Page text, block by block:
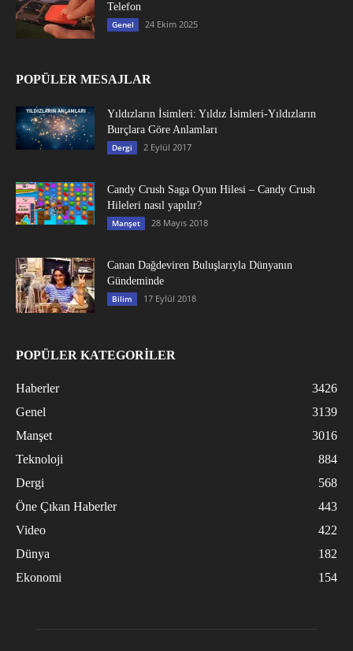
Telefon
Genel 24 Ekim 2025
POPÜLER MESAJLAR
Yıldızların İsimleri: Yıldız İsimleri-Yıldızların
Burçlara Göre Anlamları
Dergi 2 Eylül 2017
Candy Crush Saga Oyun Hilesi – Candy Crush
Hileleri nasıl yapılır?
Manşet 28 Mayıs 2018
Canan Dağdeviren Buluşlarıyla Dünyanın
Gündeminde
Bilim 17 Eylül 2018
POPÜLER KATEGORİLER
Haberler
3426
Genel
3139
Manşet
3016
Teknoloji
884
Dergi
568
Öne Çıkan Haberler
443
Video
422
Dünya
182
Ekonomi
154